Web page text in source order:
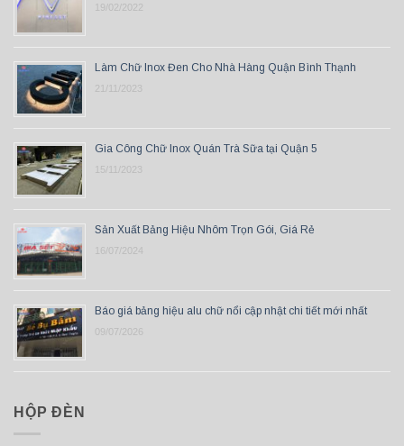
19/02/2022
Làm Chữ Inox Đen Cho Nhà Hàng Quận Bình Thạnh
21/11/2023
Gia Công Chữ Inox Quán Trà Sữa tại Quận 5
15/11/2023
Sản Xuất Bảng Hiệu Nhôm Trọn Gói, Giá Rẻ
16/07/2024
Báo giá bảng hiệu alu chữ nổi cập nhật chi tiết mới nhất
09/07/2026
HỘP ĐÈN